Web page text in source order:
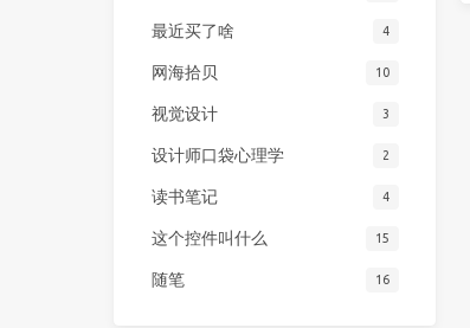
最近买了啥 4
网海拾贝 10
视觉设计 3
设计师口袋心理学 2
读书笔记 4
这个控件叫什么 15
随笔 16